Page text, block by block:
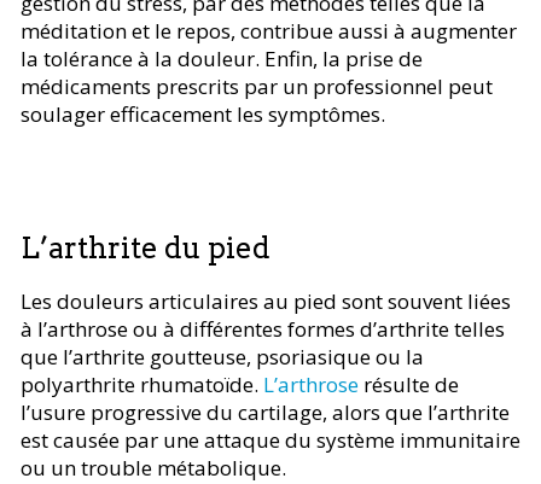
méditation et le repos, contribue aussi à augmenter
la tolérance à la douleur. Enfin, la prise de
médicaments prescrits par un professionnel peut
soulager efficacement les symptômes.
L’arthrite du pied
Les douleurs articulaires au pied sont souvent liées
à l’arthrose ou à différentes formes d’arthrite telles
que l’arthrite goutteuse, psoriasique ou la
polyarthrite rhumatoïde. L’arthrose résulte de
l’usure progressive du cartilage, alors que l’arthrite
est causée par une attaque du système immunitaire
ou un trouble métabolique.